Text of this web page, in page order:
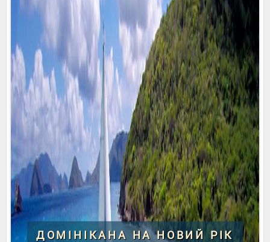
ДОМІНІКАНА НА НОВИЙ РІК